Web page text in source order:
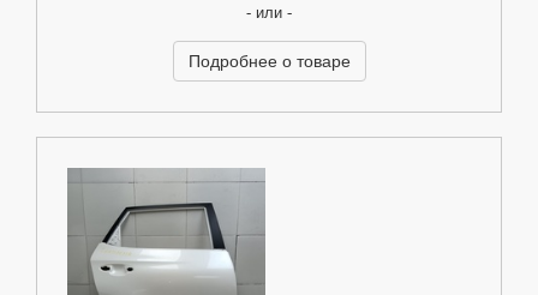
- или -
Подробнее о товаре